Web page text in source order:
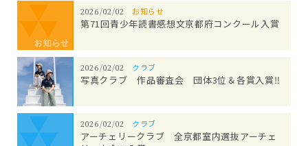
2026/02/02 お知らせ
第71回青少年読書感想文京都府コンクール入賞
2026/02/02 クラブ
写真クラブ 作品審査会 団体3位＆各賞入賞‼
2026/02/02 クラブ
アーチェリークラブ 全京都室内選抜アーチェ